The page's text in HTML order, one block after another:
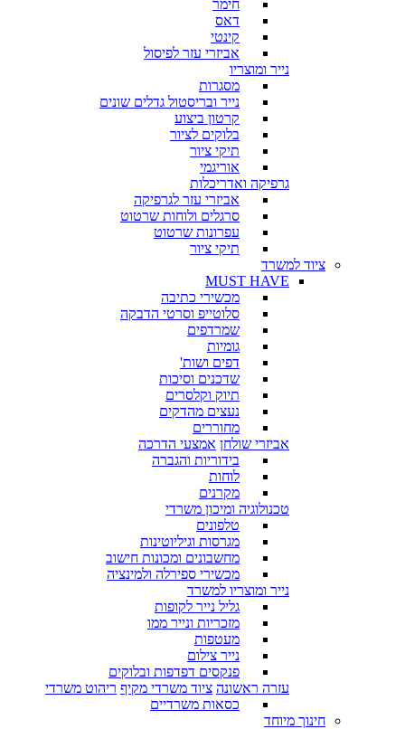
חימר
דאס
קינטי
אביזרי עזר לפיסול
נייר ומוצריו
מסגרות
נייר ובריסטול גדלים שונים
קרטון ביצוע
בלוקים לציור
תיקי ציור
אוריגמי
גרפיקה ואדריכלות
אביזרי עזר לגרפיקה
סרגלים ולוחות שרטוט
עפרונות שרטוט
תיקי ציור
ציוד למשרד
MUST HAVE
מכשירי כתיבה
סלוטייפ וסרטי הדבקה
שמרדפים
גומיות
דפים ושות'
שדכנים וסיכות
תיוק וקלסרים
נעצים מהדקים
מחוררים
אביזרי שולחן אמצעי הדרכה
בידוריות והגברה
לוחות
מקרנים
טכנולוגיה ומיכון משרדי
טלפונים
מגרסות וגיליוטינות
מחשבונים ומכונות חישוב
מכשירי ספירלה ולמינציה
נייר ומוצריו למשרד
גליל נייר לקופות
מזכריות ונייר ממו
מעטפות
נייר צילום
פנקסים דפדפות ובלוקים
עזרה ראשונה ציוד משרדי מקיף ריהוט משרדי
כסאות משרדיים
חינוך מיוחד